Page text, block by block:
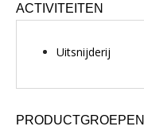
ACTIVITEITEN
Uitsnijderij
PRODUCTGROEPEN